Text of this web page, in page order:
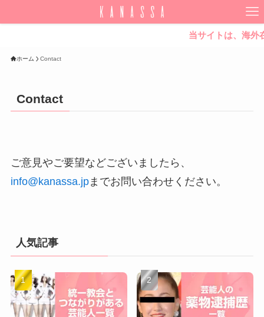
当サイトは、海外
ホーム Contact
Contact
ご意見やご要望などございましたら、
info@kanassa.jpまでお問い合わせください。
人気記事